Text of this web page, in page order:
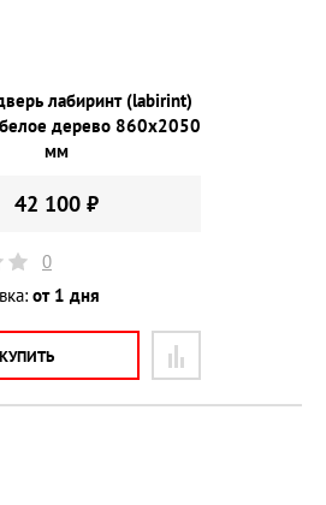
лабиринт (labirint)
дерево 860х2050
мм
42 100 ₽
0
от 1 дня
КУПИТЬ